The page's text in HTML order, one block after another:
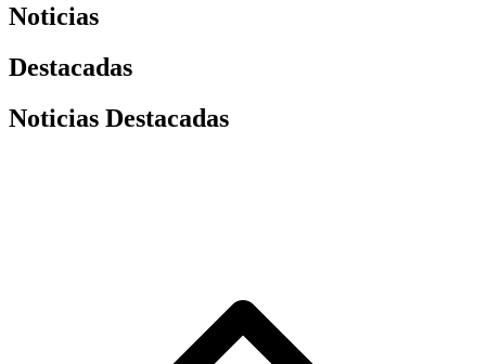
Noticias
Destacadas
Noticias Destacadas